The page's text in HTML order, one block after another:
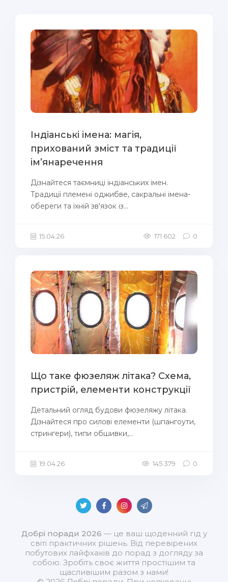
Індіанські імена: магія,
прихований зміст та традиції
ім’янаречення
Дізнайтеся таємниці індіанських імен.
Традиції племені оджибве, сакральні імена-
обереги та їхній зв'язок із...
15.04.26 171 602 0
Що таке фюзеляж літака? Схема,
пристрій, елементи конструкції
Детальний огляд будови фюзеляжу літака.
Дізнайтеся про силові елементи (шпангоути,
стрингери), типи обшивки,...
19.04.26 145 379 0
Добрі поради 2026 — це ваш щоденний гід у
світі практичних рішень. Від перевірених
побутових лайфхаків до порад з догляду за
собою. Зробіть своє життя простішим та
щасливішим разом з нами!